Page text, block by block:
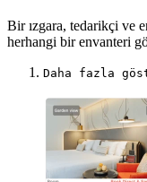
Bir ızgara, tedarikçi ve
herhangi bir envanteri
Daha fazla